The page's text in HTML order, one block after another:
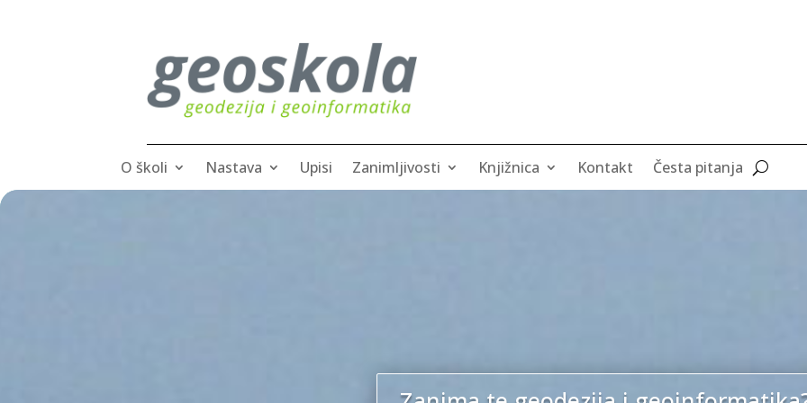
O školi Nastava Upisi Zanimljivosti Knjižnica Kontakt Česta pitanja